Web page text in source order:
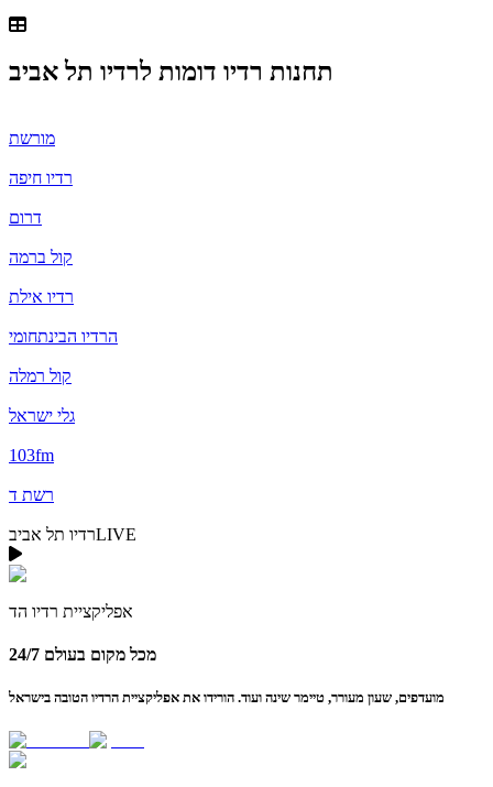
תחנות רדיו דומות לרדיו תל אביב
מורשת
רדיו חיפה
דרום
קול ברמה
רדיו אילת
הרדיו הבינתחומי
קול רמלה
גלי ישראל
103fm
רשת ד
רדיו תל אביבLIVE
אפליקציית רדיו הד
24/7 מכל מקום בעולם
מועדפים, שעון מעורר, טיימר שינה ועוד. הורידו את אפליקציית הרדיו הטובה בישראל